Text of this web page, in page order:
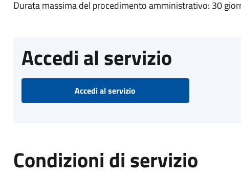
Durata massima del procedimento amministrativo: 30
Accedi al servizio
Accedi al servizio
Condizioni di servizio